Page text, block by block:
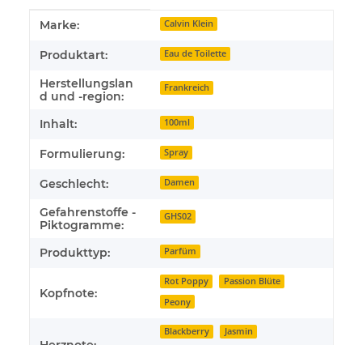
Produkteigenschaft
Wert
Marke: Calvin Klein
Produktart: Eau de Toilette
Herstellungslan
d und -region:
Frankreich
Inhalt: 100ml
Formulierung: Spray
Geschlecht: Damen
Gefahrenstoffe -
Piktogramme:
GHS02
Produkttyp: Parfüm
Kopfnote:
Rot Poppy
Passion Blüte
Peony
Blackberry
Jasmin